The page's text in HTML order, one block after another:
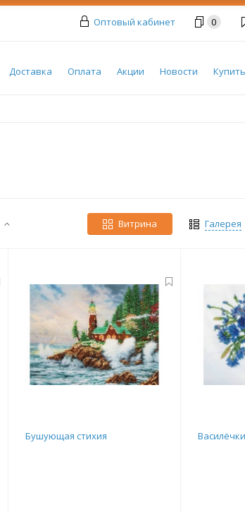
Оптовый кабинет 0
Доставка Оплата Акции Новости
Галерея
Витрина
Бушующая стихия